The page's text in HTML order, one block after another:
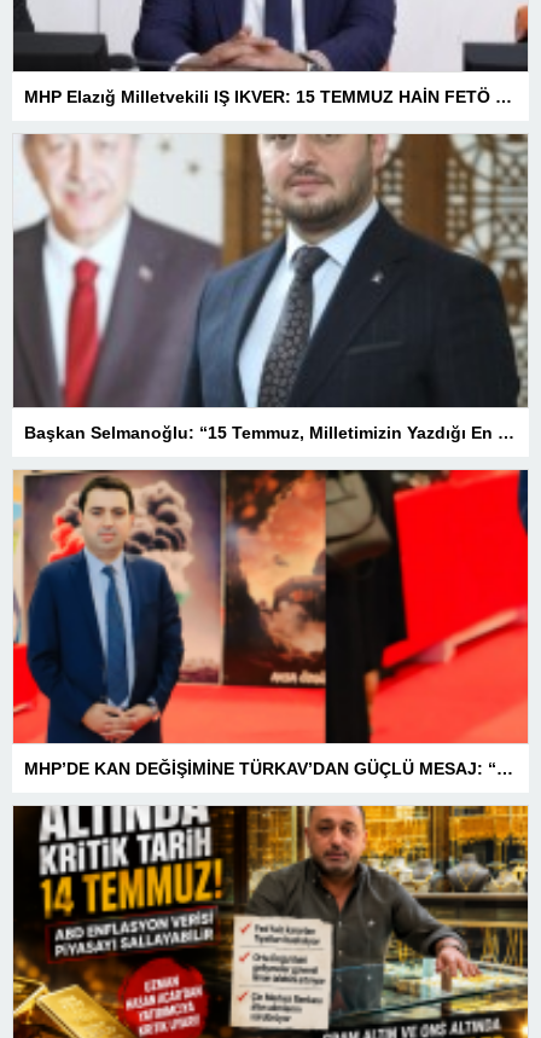
MHP Elazığ Milletvekili IŞ IKVER: 15 TEMMUZ HAİN FETÖ KALKIŞMASI TÜRKİYE’Yİ İŞGAL GİRİŞİMİDİR
Başkan Selmanoğlu: “15 Temmuz, Milletimizin Yazdığı En Büyük Demokrasi Destanlarından Biridir”
MHP’DE KAN DEĞİŞİMİNE TÜRKAV’DAN GÜÇLÜ MESAJ: “BİRLİK VE BERABERLİKLE DAHA GÜÇLÜYÜZ”